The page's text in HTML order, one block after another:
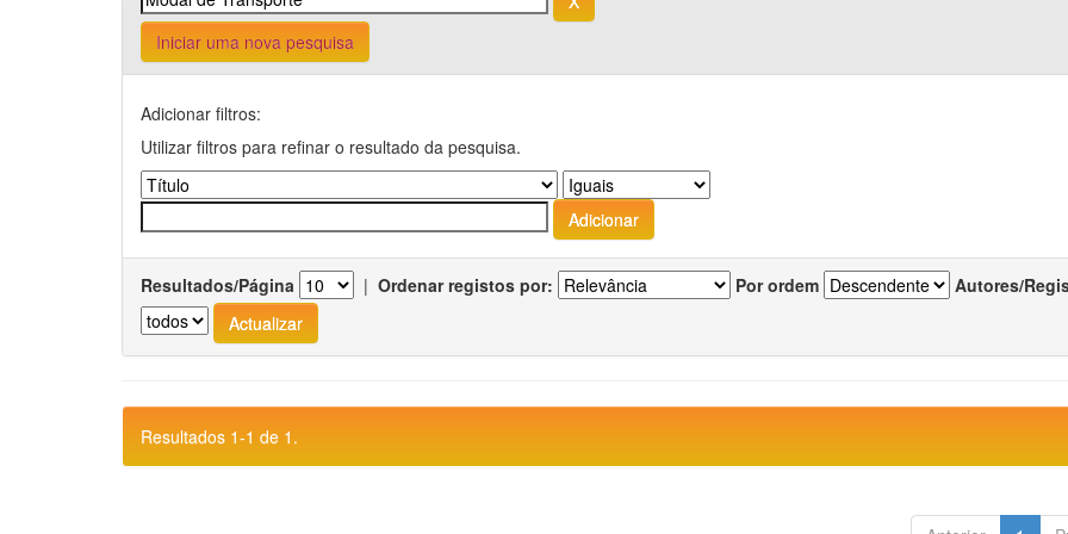
Iniciar uma nova pesquisa
Adicionar filtros:
Utilizar filtros para refinar o resultado da pesquisa.
Resultados/Página | Ordenar registos por: Por ordem Autores/
Resultados 1-1 de 1.